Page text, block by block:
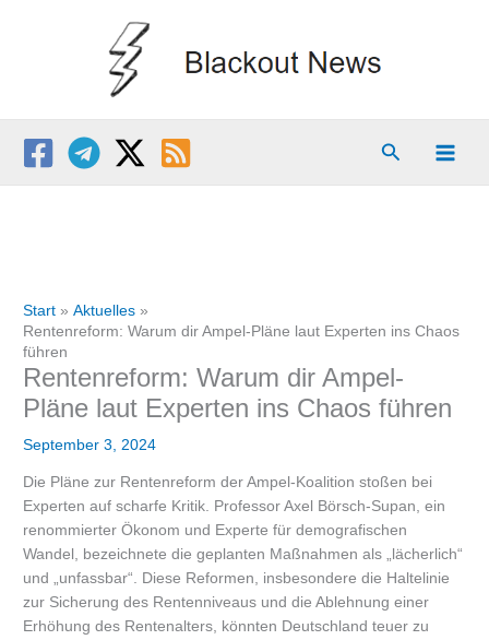
Suchen
Start
Aktuelles
Rentenreform: Warum dir Ampel-Pläne laut Experten ins Chaos
führen
Rentenreform: Warum dir Ampel-
Pläne laut Experten ins Chaos führen
September 3, 2024
Die Pläne zur Rentenreform der Ampel-Koalition stoßen bei
Experten auf scharfe Kritik. Professor Axel Börsch-Supan, ein
renommierter Ökonom und Experte für demografischen
Wandel, bezeichnete die geplanten Maßnahmen als „lächerlich“
und „unfassbar“. Diese Reformen, insbesondere die Haltelinie
zur Sicherung des Rentenniveaus und die Ablehnung einer
Erhöhung des Rentenalters, könnten Deutschland teuer zu